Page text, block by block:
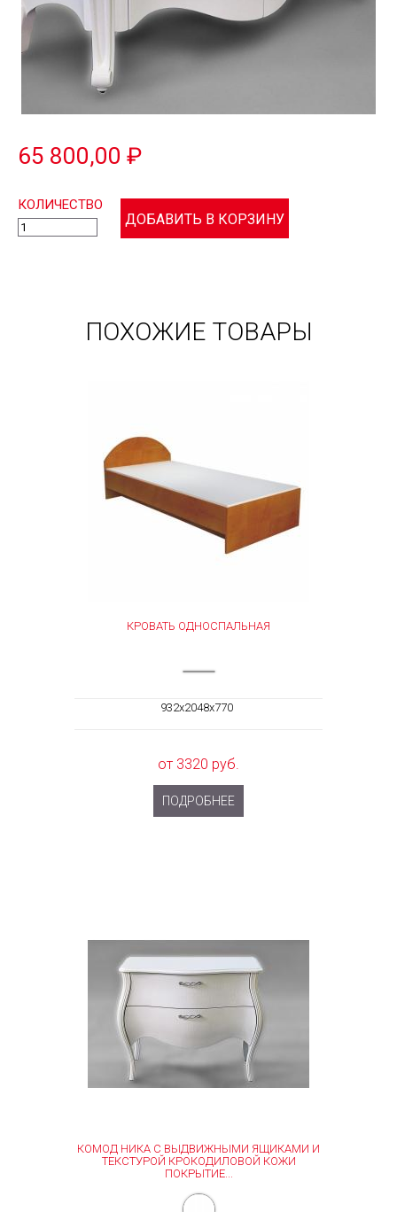
65 800,00 ₽
КОЛИЧЕСТВО
ПОХОЖИЕ ТОВАРЫ
КРОВАТЬ ОДНОСПАЛЬНАЯ
932x2048x770
от 3320 руб.
ПОДРОБНЕЕ
КОМОД НИКА С ВЫДВИЖНЫМИ ЯЩИКАМИ И
ТЕКСТУРОЙ КРОКОДИЛОВОЙ КОЖИ
ПОКРЫТИЕ...